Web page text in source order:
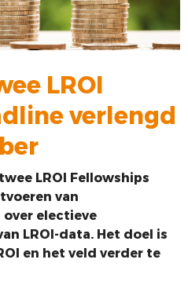
DATA
LROI
verlengd
LROI Fellowships
van
electieve
LROI-data. Het doel is
en het veld verder te